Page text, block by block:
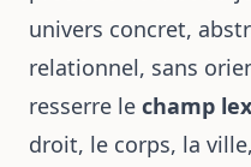
univers concret,
relationnel, sans
resserre le champ
droit, le corps, la